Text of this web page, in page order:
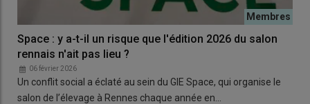
Space : y a-t-il un risque que l'édition 2026 du salon
rennais n'ait pas lieu ?
06 février 2026
Un conflit social a éclaté au sein du GIE Space, qui organise le
salon de l’élevage à Rennes chaque année en…